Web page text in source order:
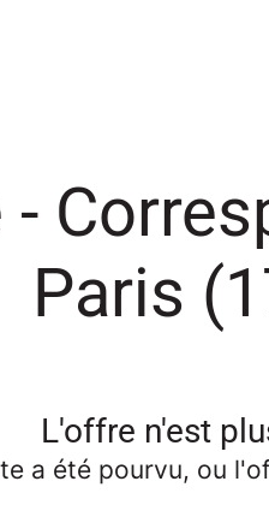
Paris
L'offre n'est
a été pourvu, ou